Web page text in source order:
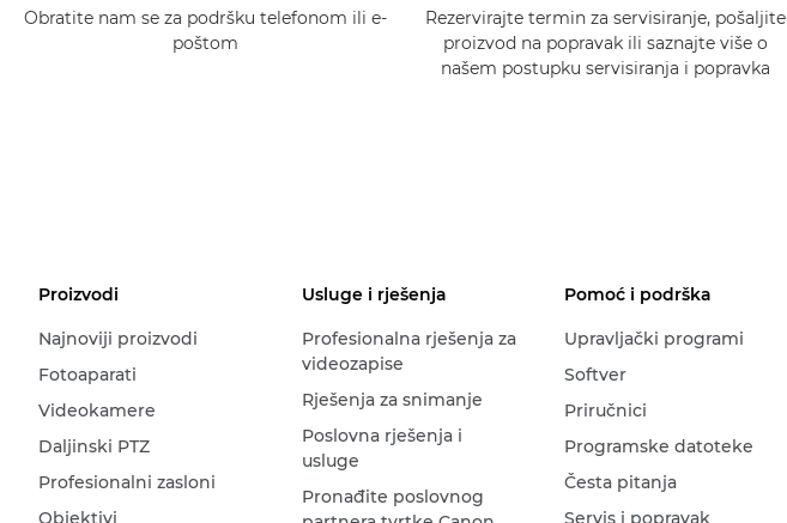
Obratite nam se za podršku telefonom ili e-
poštom
Rezervirajte termin za servisiranje, pošaljite
proizvod na popravak ili saznajte više o
našem postupku servisiranja i popravka
Proizvodi
Najnoviji proizvodi
Fotoaparati
Videokamere
Daljinski PTZ
Profesionalni zasloni
Objektivi
Usluge i rješenja
Profesionalna rješenja za
videozapise
Rješenja za snimanje
Poslovna rješenja i
usluge
Pronađite poslovnog
Pomoć i podrška
Upravljački programi
Softver
Priručnici
Programske datoteke
Česta pitanja
Servis i popravak